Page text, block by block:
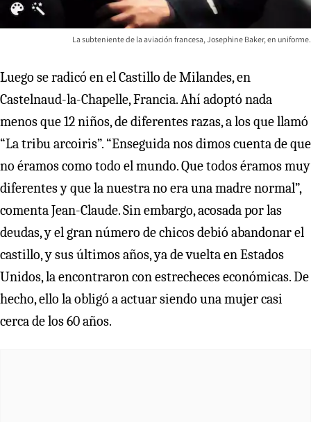
La subteniente de la aviación francesa, Josephine Baker, en uniforme.
Luego se radicó en el Castillo de Milandes, en
Castelnaud-la-Chapelle, Francia. Ahí adoptó nada
menos que 12 niños, de diferentes razas, a los que llamó
“La tribu arcoiris”. “Enseguida nos dimos cuenta de que
no éramos como todo el mundo. Que todos éramos muy
diferentes y que la nuestra no era una madre normal”,
comenta Jean-Claude. Sin embargo, acosada por las
deudas, y el gran número de chicos debió abandonar el
castillo, y sus últimos años, ya de vuelta en Estados
Unidos, la encontraron con estrecheces económicas. De
hecho, ello la obligó a actuar siendo una mujer casi
cerca de los 60 años.